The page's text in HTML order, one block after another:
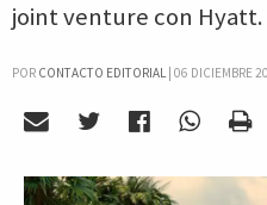
joint venture con Hyatt.
POR CONTACTO EDITORIAL| 06 DICIEMBRE